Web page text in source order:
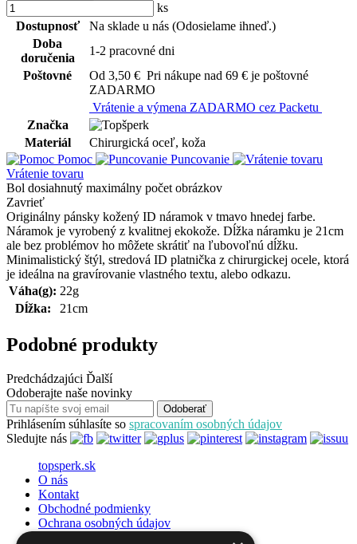
ks
Dostupnosť
Na sklade u nás (Odosielame ihneď.)
Doba
doručenia
1-2 pracovné dni
Poštovné
Od 3,50 € Pri nákupe nad 69 € je poštovné
ZADARMO
Vrátenie a výmena ZADARMO cez Packetu
Značka
Materiál
Chirurgická oceľ, koža
Pomoc
Puncovanie
Vrátenie tovaru
Bol dosiahnutý maximálny počet obrázkov
Zavrieť
Originálny pánsky kožený ID náramok v tmavo hnedej farbe.
Náramok je vyrobený z kvalitnej ekokože. Dĺžka náramku je 21cm
ale bez problémov ho môžete skrátiť na ľubovoľnú dĺžku.
Minimalistický štýl, stredová ID platnička z chirurgickej ocele, ktorá
je ideálna na gravírovanie vlastného textu, alebo odkazu.
Váha(g): 22g
Dĺžka:
21cm
Podobné produkty
Predchádzajúci Ďalší
Odoberajte naše novinky
Odoberať
Prihlásením súhlasíte so spracovaním osobných údajov
Sledujte nás
topsperk.sk
O nás
Kontakt
Obchodné podmienky
Ochrana osobných údajov